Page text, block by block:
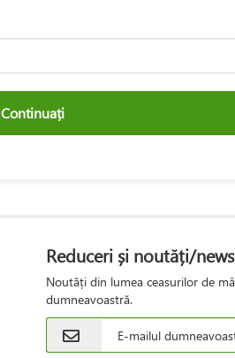
Continuați
Reduceri și noutăți/
Noutăți din lumea ceasurilor de
dumneavoastră.